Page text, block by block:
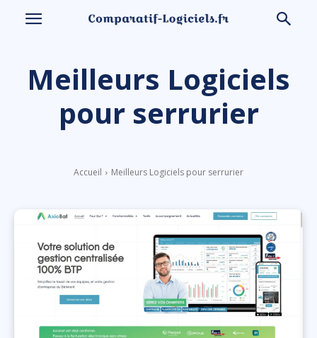
Meilleurs Logiciels
pour serrurier
Accueil Meilleurs Logiciels pour serrurier